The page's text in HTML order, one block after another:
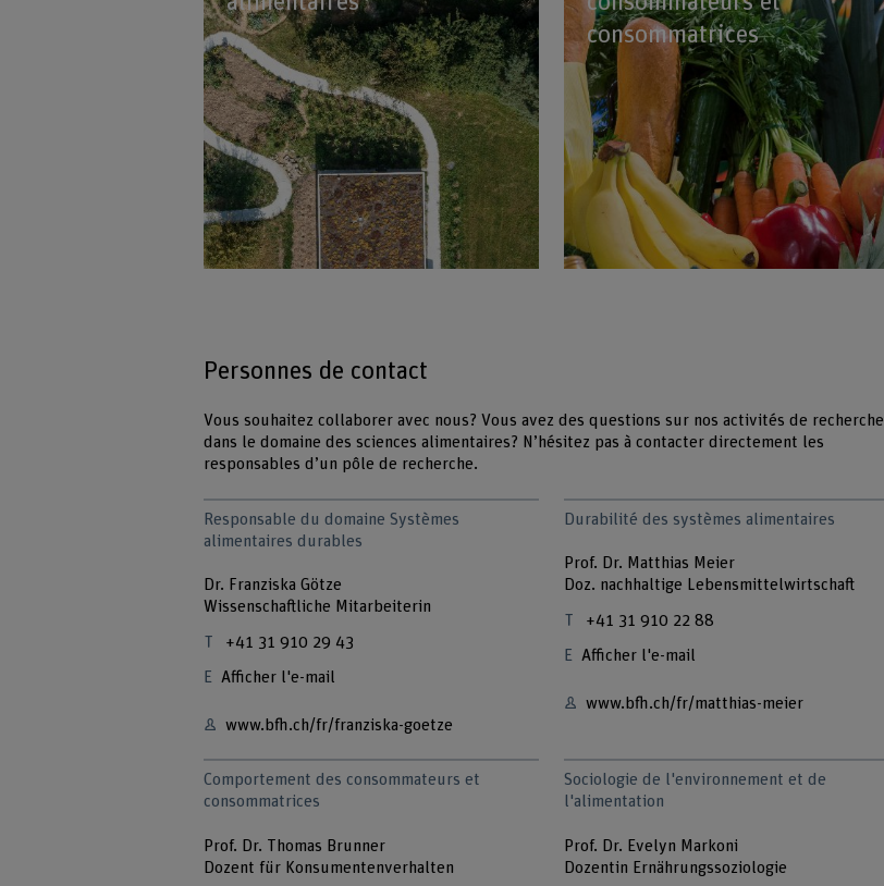
consommatrices
Personnes de contact
Vous souhaitez collaborer avec nous? Vous avez des questions sur nos activités de recherche
dans le domaine des sciences alimentaires? N’hésitez pas à contacter directement les
responsables d’un pôle de recherche.
Responsable du domaine Systèmes
alimentaires durables
Dr. Franziska Götze
Wissenschaftliche Mitarbeiterin
+41 31 910 29 43
Afficher l'e-mail
www.bfh.ch/fr/franziska-goetze
Durabilité des systèmes alimentaires
Prof. Dr. Matthias Meier
Doz. nachhaltige Lebensmittelwirtschaft
+41 31 910 22 88
Afficher l'e-mail
www.bfh.ch/fr/matthias-meier
Comportement des consommateurs et
consommatrices
Prof. Dr. Thomas Brunner
Dozent für Konsumentenverhalten
Sociologie de l'environnement et de
l'alimentation
Prof. Dr. Evelyn Markoni
Dozentin Ernährungssoziologie